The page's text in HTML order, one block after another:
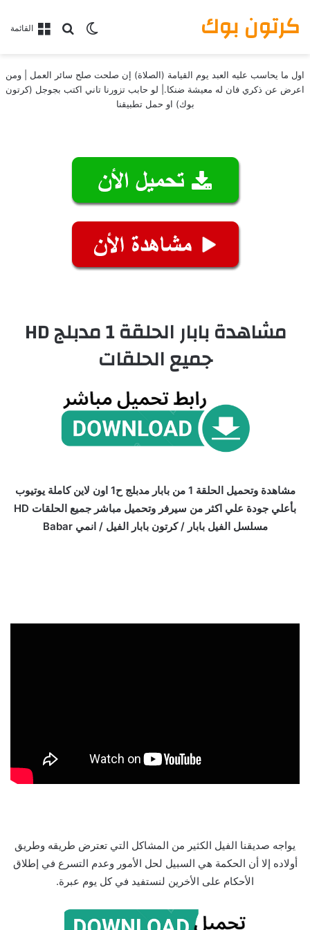
القائمةبحث عن
الوضع المظلم كرتون بوك
اول ما يحاسب عليه العبد يوم القيامة (الصلاة) إن صلحت صلح سائر العمل | ومن
اعرض عن ذكري فان له معيشة ضنكا.| لو حابب تزورنا تاني اكتب بجوجل (كرتون
بوك) او حمل تطبيقنا
مشاهدة بابار الحلقة 1 مدبلج HD
جميع الحلقات
مشاهدة وتحميل الحلقة 1 من بابار مدبلج ح1 اون لاين كاملة يوتيوب
بأعلي جودة علي اكثر من سيرفر وتحميل مباشر جميع الحلقات HD
مسلسل الفيل بابار / كرتون بابار الفيل / انمي Babar
يواجه صديقنا الفيل الكثير من المشاكل التي تعترض طريقه وطريق
أولاده إلا أن الحكمة هي السبيل لحل الأمور وعدم التسرع في إطلاق
الأحكام على الأخرين لنستفيد في كل يوم عبرة.